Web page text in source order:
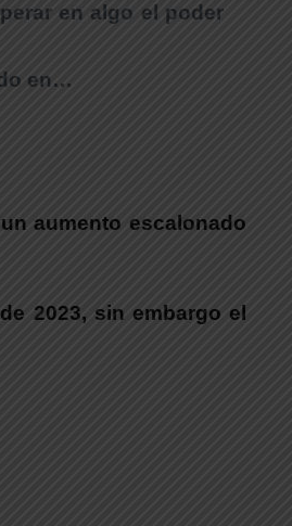
en algo el poder
en…
aumento escalonado
2023, sin embargo el